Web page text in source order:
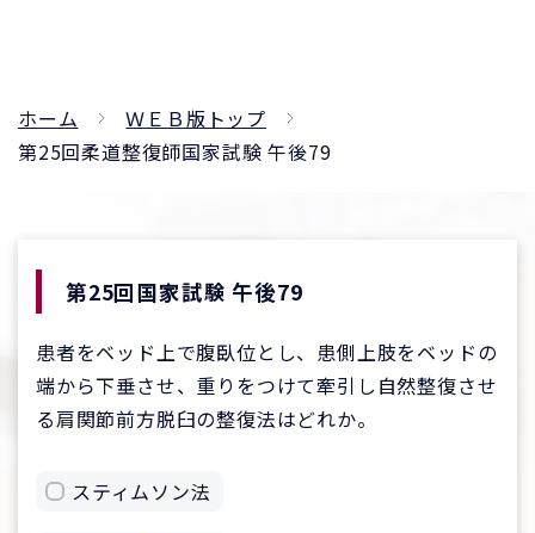
ホーム
ＷＥＢ版トップ
第25回柔道整復師国家試験 午後79
第25回国家試験 午後79
患者をベッド上で腹臥位とし、患側上肢をベッドの
端から下垂させ、重りをつけて牽引し自然整復させ
る肩関節前方脱臼の整復法はどれか。
スティムソン法